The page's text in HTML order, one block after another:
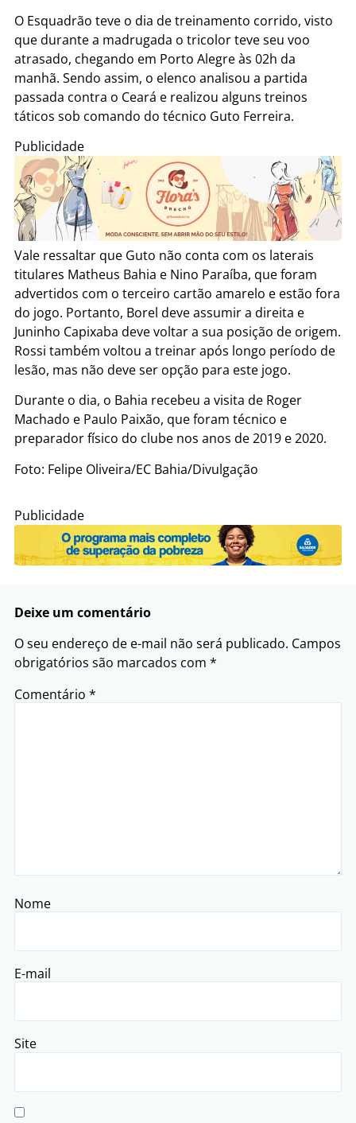
O Esquadrão teve o dia de treinamento corrido, visto
que durante a madrugada o tricolor teve seu voo
atrasado, chegando em Porto Alegre às 02h da
manhã. Sendo assim, o elenco analisou a partida
passada contra o Ceará e realizou alguns treinos
táticos sob comando do técnico Guto Ferreira.
Publicidade
Vale ressaltar que Guto não conta com os laterais
titulares Matheus Bahia e Nino Paraíba, que foram
advertidos com o terceiro cartão amarelo e estão fora
do jogo. Portanto, Borel deve assumir a direita e
Juninho Capixaba deve voltar a sua posição de origem.
Rossi também voltou a treinar após longo período de
lesão, mas não deve ser opção para este jogo.
Durante o dia, o Bahia recebeu a visita de Roger
Machado e Paulo Paixão, que foram técnico e
preparador físico do clube nos anos de 2019 e 2020.
Foto: Felipe Oliveira/EC Bahia/Divulgação
Publicidade
Deixe um comentário
O seu endereço de e-mail não será publicado. Campos
obrigatórios são marcados com *
Comentário *
Nome
E-mail
Site